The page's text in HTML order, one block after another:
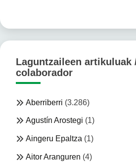
Laguntzaileen
colaborador
Aberriberri (3.286)
Agustín Arostegi (1)
Aingeru Epaltza (1)
Aitor Aranguren (4)